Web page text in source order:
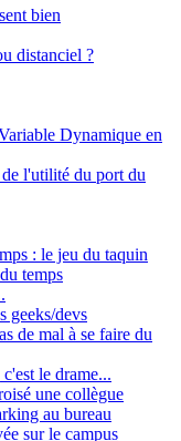
bien
distanciel ?
Dynamique en
l'utilité du port du
: le jeu du taquin
temps
geeks/devs
de mal à se faire du
le drame...
une collègue
au bureau
sur le campus